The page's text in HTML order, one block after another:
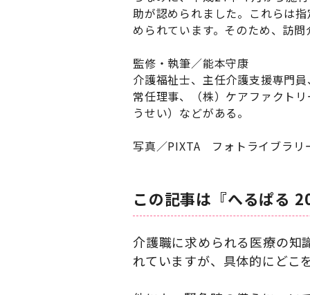
助が認められました。これらは
められています。そのため、訪
監修・執筆／能本守康
介護福祉士、主任介護支援専門
常任理事、（株）ケアファクト
うせい）などがある。
写真／PIXTA フォトライブラリ
この記事は『へるぱる
介護職に求められる医療の知
れていますが、具体的にどこ